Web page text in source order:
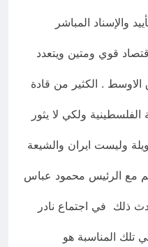
والإسناد المباشر
قوي ومتين ويتعدد
. الكثير من قادة
ولكي لا يثور
وليست ايران والشيعة
مع الرئيس محمود عباس
ذلك في اجتماع نادر
تلك المناسبة هو